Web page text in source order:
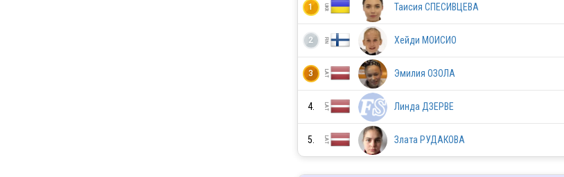
1 Таисия СПЕСИВЦЕВА
2 Хейди МОИСИО
3 Эмилия ОЗОЛА
4. Линда ДЗЕРВЕ
5. Злата РУДАКОВА